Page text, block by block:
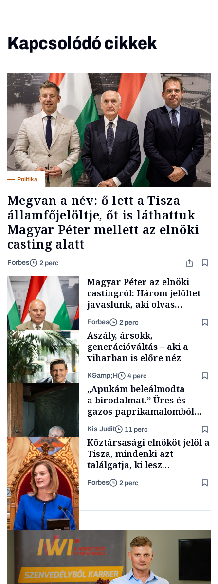
Kapcsolódó cikkek
Politika
Megvan a név: ő lett a Tisza
államfőjelöltje, őt is láthattuk
Magyar Péter mellett az elnöki
casting alatt
Forbes 2 perc
Politika
Magyar Péter az elnöki
castingról: Három jelöltet
javaslunk, aki olvas
híreket, nem fog
meglepődni
Forbes 2 perc
TÁMOGATÓI
TARTALOM
Aszály, ársokk,
generációváltás – aki a
viharban is előre néz
K&amp;H 4 perc
Családi
vállalkozások
„Apukám beleálmodta
a birodalmat.” Üres és
gazos paprikamalomból
lett az igazi családi
fűszersztori
Kis Judit 11 perc
Köztársasági elnököt jelöl a
Tisza, mindenki azt
találgatja, ki lesz
szombaton a befutó –
soroljuk az eddig felmerült
Forbes 2 perc